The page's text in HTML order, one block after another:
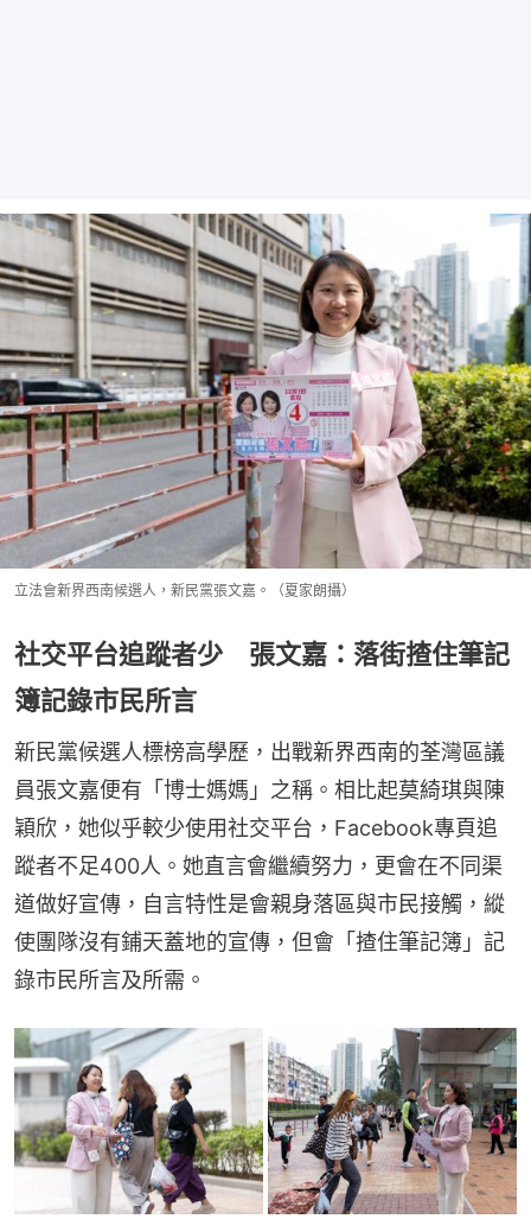
立法會新界西南候選人，新民黨張文嘉。（夏家朗攝）
社交平台追蹤者少 張文嘉：落街揸住筆記
簿記錄市民所言
新民黨候選人標榜高學歷，出戰新界西南的荃灣區議
員張文嘉便有「博士媽媽」之稱。相比起莫綺琪與陳
穎欣，她似乎較少使用社交平台，Facebook專頁追
蹤者不足400人。她直言會繼續努力，更會在不同渠
道做好宣傳，自言特性是會親身落區與市民接觸，縱
使團隊沒有鋪天蓋地的宣傳，但會「揸住筆記簿」記
錄市民所言及所需。